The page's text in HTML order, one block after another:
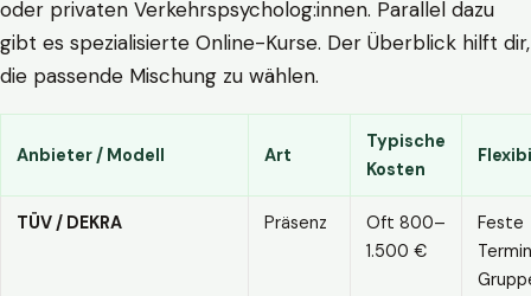
oder privaten Verkehrspsycholog:innen. Parallel dazu
gibt es spezialisierte Online-Kurse. Der Überblick hilft dir,
die passende Mischung zu wählen.
Anbieter / Modell Art
Typische
Kosten
TÜV / DEKRA Präsenz
Oft 800–
1.500 €
Feste